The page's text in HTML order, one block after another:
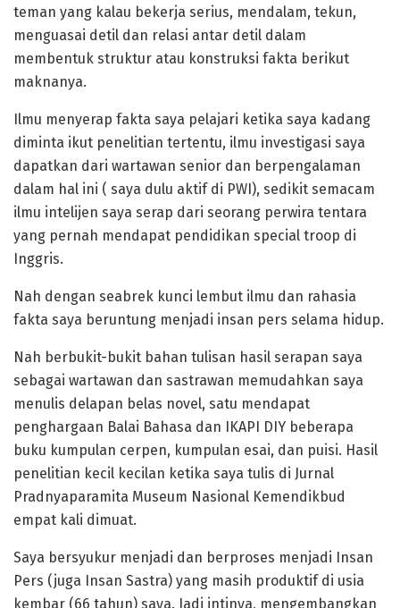
teman yang kalau bekerja serius, mendalam, tekun,
menguasai detil dan relasi antar detil dalam
membentuk struktur atau konstruksi fakta berikut
maknanya.
Ilmu menyerap fakta saya pelajari ketika saya kadang
diminta ikut penelitian tertentu, ilmu investigasi saya
dapatkan dari wartawan senior dan berpengalaman
dalam hal ini ( saya dulu aktif di PWI), sedikit semacam
ilmu intelijen saya serap dari seorang perwira tentara
yang pernah mendapat pendidikan special troop di
Inggris.
Nah dengan seabrek kunci lembut ilmu dan rahasia
fakta saya beruntung menjadi insan pers selama hidup.
Nah berbukit-bukit bahan tulisan hasil serapan saya
sebagai wartawan dan sastrawan memudahkan saya
menulis delapan belas novel, satu mendapat
penghargaan Balai Bahasa dan IKAPI DIY beberapa
buku kumpulan cerpen, kumpulan esai, dan puisi. Hasil
penelitian kecil kecilan ketika saya tulis di Jurnal
Pradnyaparamita Museum Nasional Kemendikbud
empat kali dimuat.
Saya bersyukur menjadi dan berproses menjadi Insan
Pers (juga Insan Sastra) yang masih produktif di usia
kembar (66 tahun) saya. Jadi intinya, mengembangkan